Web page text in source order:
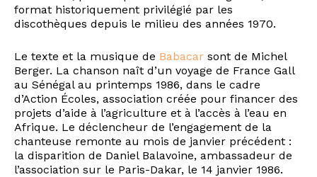
format historiquement privilégié par les
discothèques depuis le milieu des années 1970.
Le texte et la musique de Babacar sont de Michel
Berger. La chanson naît d’un voyage de France Gall
au Sénégal au printemps 1986, dans le cadre
d’Action Écoles, association créée pour financer des
projets d’aide à l’agriculture et à l’accès à l’eau en
Afrique. Le déclencheur de l’engagement de la
chanteuse remonte au mois de janvier précédent :
la disparition de Daniel Balavoine, ambassadeur de
l’association sur le Paris-Dakar, le 14 janvier 1986.